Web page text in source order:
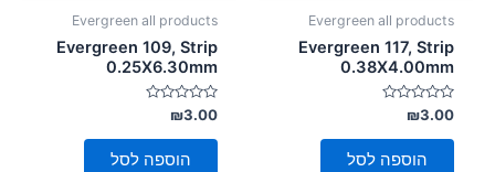
Evergreen all products
Evergreen 117, Strip
0.38X4.00mm
דורג
0
מתוך
₪3.00
הוספה לסל
Evergreen all products
Evergreen 109, Strip
0.25X6.30mm
דורג
0
מתוך
₪3.00
הוספה לסל